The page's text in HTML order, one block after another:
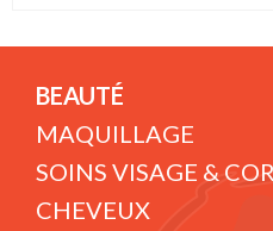
BEAUTÉ
MAQUILLAGE
SOINS VISAGE &
CHEVEUX